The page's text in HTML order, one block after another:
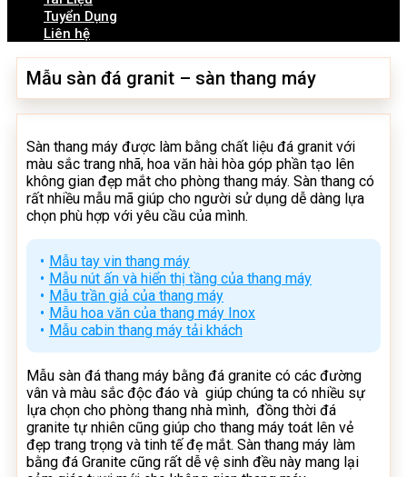
Tuyển Dụng
Liên hệ
Mẫu sàn đá granit – sàn thang máy
Sàn thang máy được làm bằng chất liệu đá granit với
màu sắc trang nhã, hoa văn hài hòa góp phần tạo lên
không gian đẹp mắt cho phòng thang máy. Sàn thang có
rất nhiều mẫu mã giúp cho người sử dụng dễ dàng lựa
chọn phù hợp với yêu cầu của mình.
Mẫu tay vin thang máy
Mẫu nút ấn và hiển thị tầng của thang máy
Mẫu trần giả của thang máy
Mẫu hoa văn của thang máy Inox
Mẫu cabin thang máy tải khách
Mẫu sàn đá thang máy bằng đá granite có các đường
vân và màu sắc độc đáo và giúp chúng ta có nhiều sự
lựa chọn cho phòng thang nhà mình, đồng thời đá
granite tự nhiên cũng giúp cho thang máy toát lên vẻ
đẹp trang trọng và tinh tế đẹ mắt. Sàn thang máy làm
bằng đá Granite cũng rất dễ vệ sinh đều này mang lại